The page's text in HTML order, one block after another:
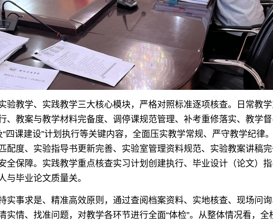
验教学、实践教学三大核心模块，严格对照标准逐项核查。日常教
、教案与教学材料完备度、调停课规范管理、补考重修落实、教学
四课建设”计划执行等关键内容，全面压实教学常规、严守教学纪律
配度、实验指导书更新完善、实验室管理资料规范、实验教案讲稿
全保障。实践教学重点核查实习计划创建执行、毕业设计（论文）
与毕业论文质量关。
实事求是、精准高效原则，通过查阅档案资料、实地核查、现场问
实情、找准问题，对教学各环节进行全面“体检”。从整体情况看，全